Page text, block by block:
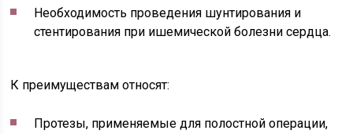
Необходимость проведения шунтирования и
стентирования при ишемической болезни сердца.
К преимуществам относят:
Протезы, применяемые для полостной операции,